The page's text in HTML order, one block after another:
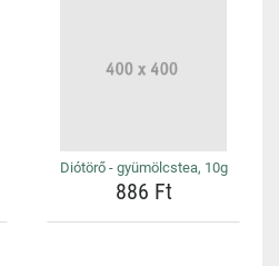
Diótörő - gyümölcstea, 10g
886 Ft